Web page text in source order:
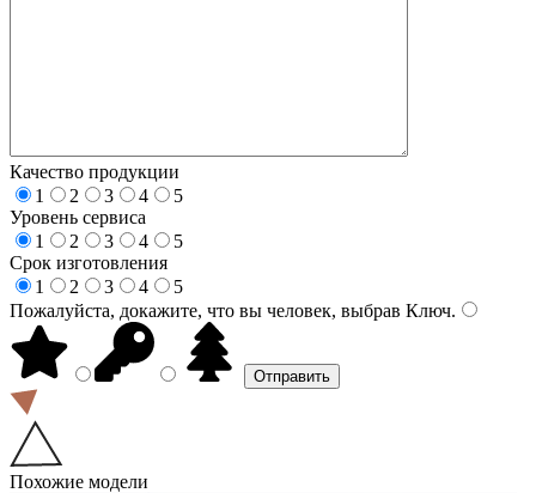
Качество продукции
1
2 3 4
5
Уровень сервиса
1
2 3 4
5
Срок изготовления
1
2 3 4
5
Пожалуйста, докажите, что вы человек, выбрав Ключ.
Похожие модели